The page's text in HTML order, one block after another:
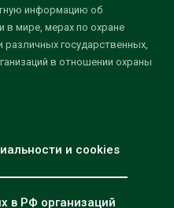
информацию об
в мире, мерах по охране
государственных,
в отношении охраны
и cookies
в РФ организаций